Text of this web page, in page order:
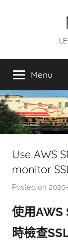
Menu
Use AWS
monitor
Posted on
使用AWS
時檢查